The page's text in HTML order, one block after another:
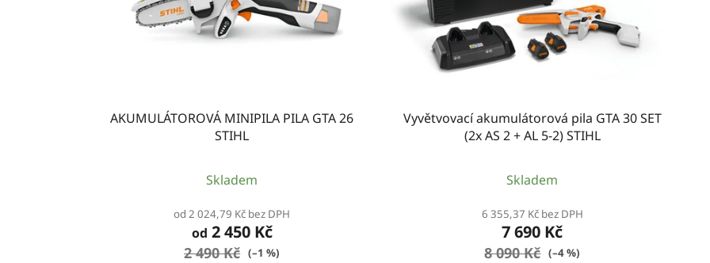
AKUMULÁTOROVÁ MINIPILA PILA GTA 26
STIHL
Skladem
od 2 024,79 Kč bez DPH
od 2 450 Kč
2 490 Kč (–1 %)
Vyvětvovací akumulátorová pila GTA 30 SET
(2x AS 2 + AL 5-2) STIHL
Skladem
6 355,37 Kč bez DPH
7 690 Kč
8 090 Kč (–4 %)